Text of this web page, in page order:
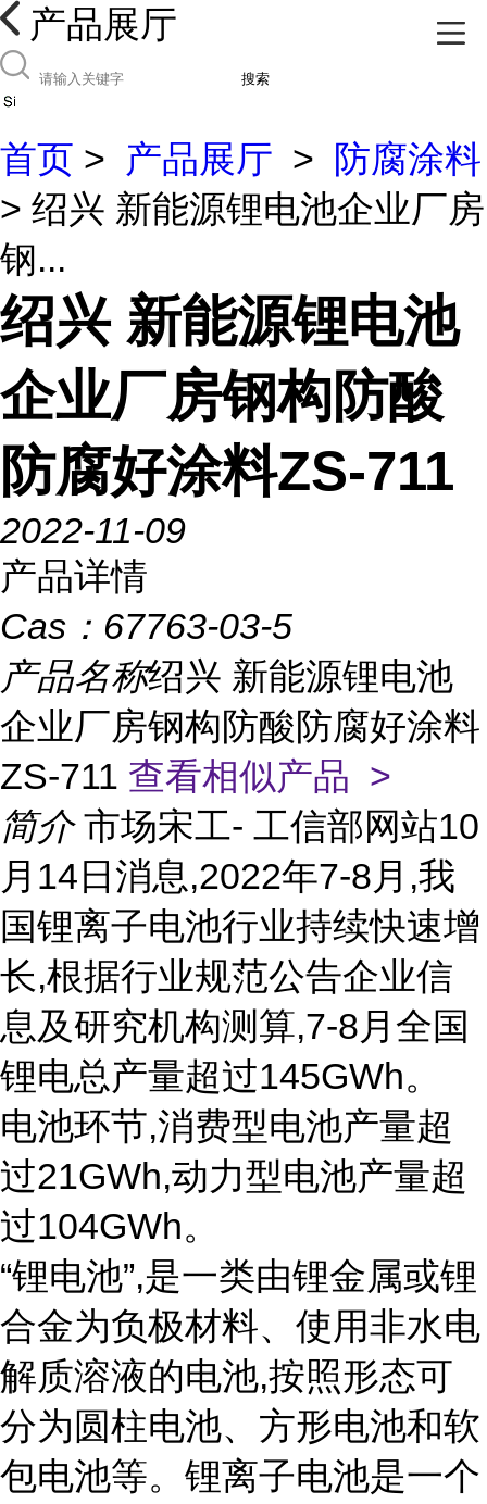
产品展厅
搜索
首页 > 产品展厅 >
防腐涂料
> 绍兴 新能源锂电池企业厂房
钢...
绍兴 新能源锂电池
企业厂房钢构防酸
防腐好涂料ZS-711
2022-11-09
产品详情
Cas： 67763-03-5
产品名称绍兴 新能源锂电池
企业厂房钢构防酸防腐好涂料
ZS-711 查看相似产品 >
简介 市场宋工- 工信部网站10
月14日消息,2022年7-8月,我
国锂离子电池行业持续快速增
长,根据行业规范公告企业信
息及研究机构测算,7-8月全国
锂电总产量超过145GWh。
电池环节,消费型电池产量超
过21GWh,动力型电池产量超
过104GWh。
“锂电池”,是一类由锂金属或锂
合金为负极材料、使用非水电
解质溶液的电池,按照形态可
分为圆柱电池、方形电池和软
包电池等。锂离子电池是一个